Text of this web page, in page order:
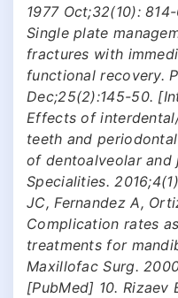
1977 Oct;32(10):
Single plate
fractures with
functional recovery.
Dec;25(2):145-50.
Effects of
teeth and
of dentoalveolar and
Specialities.
JC, Fernandez A,
Complication rates
treatments for
Maxillofac Surg.
[PubMed] 10. Rizaev